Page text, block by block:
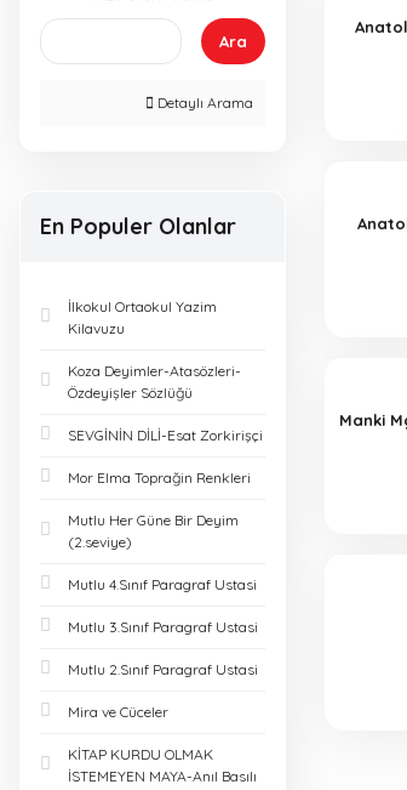
Ara
Detaylı Arama
En Populer Olanlar
İlkokul Ortaokul Yazim
Kilavuzu
Koza Deyimler-Atasözleri-
Özdeyişler Sözlüğü
SEVGİNİN DİLİ-Esat Zorkirişçi
Mor Elma Toprağin Renkleri
Mutlu Her Güne Bir Deyim
(2.seviye)
Mutlu 4.Sınıf Paragraf Ustasi
Mutlu 3.Sınıf Paragraf Ustasi
Mutlu 2.Sınıf Paragraf Ustasi
Mira ve Cüceler
KİTAP KURDU OLMAK
İSTEMEYEN MAYA-Anıl Basılı
Manki